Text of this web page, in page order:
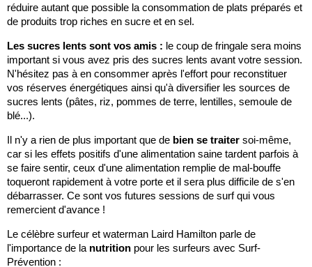
réduire autant que possible la consommation de plats préparés et
de produits trop riches en sucre et en sel.
Les sucres lents sont vos amis : le coup de fringale sera moins
important si vous avez pris des sucres lents avant votre session.
N'hésitez pas à en consommer après l'effort pour reconstituer
vos réserves énergétiques ainsi qu'à diversifier les sources de
sucres lents (pâtes, riz, pommes de terre, lentilles, semoule de
blé...).
Il n'y a rien de plus important que de bien se traiter soi-même,
car si les effets positifs d'une alimentation saine tardent parfois à
se faire sentir, ceux d'une alimentation remplie de mal-bouffe
toqueront rapidement à votre porte et il sera plus difficile de s'en
débarrasser. Ce sont vos futures sessions de surf qui vous
remercient d'avance !
Le célèbre surfeur et waterman Laird Hamilton parle de
l'importance de la nutrition pour les surfeurs avec Surf-
Prévention :